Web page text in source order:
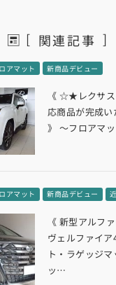
関連記事
アマット 新商品デビュー
《 ☆★レクサ
応商品が完成
》 ～フロアマ
アマット 新商品デビュー
《 新型アルフ
ヴェルファイ
ト・ラゲッジ
ッ…